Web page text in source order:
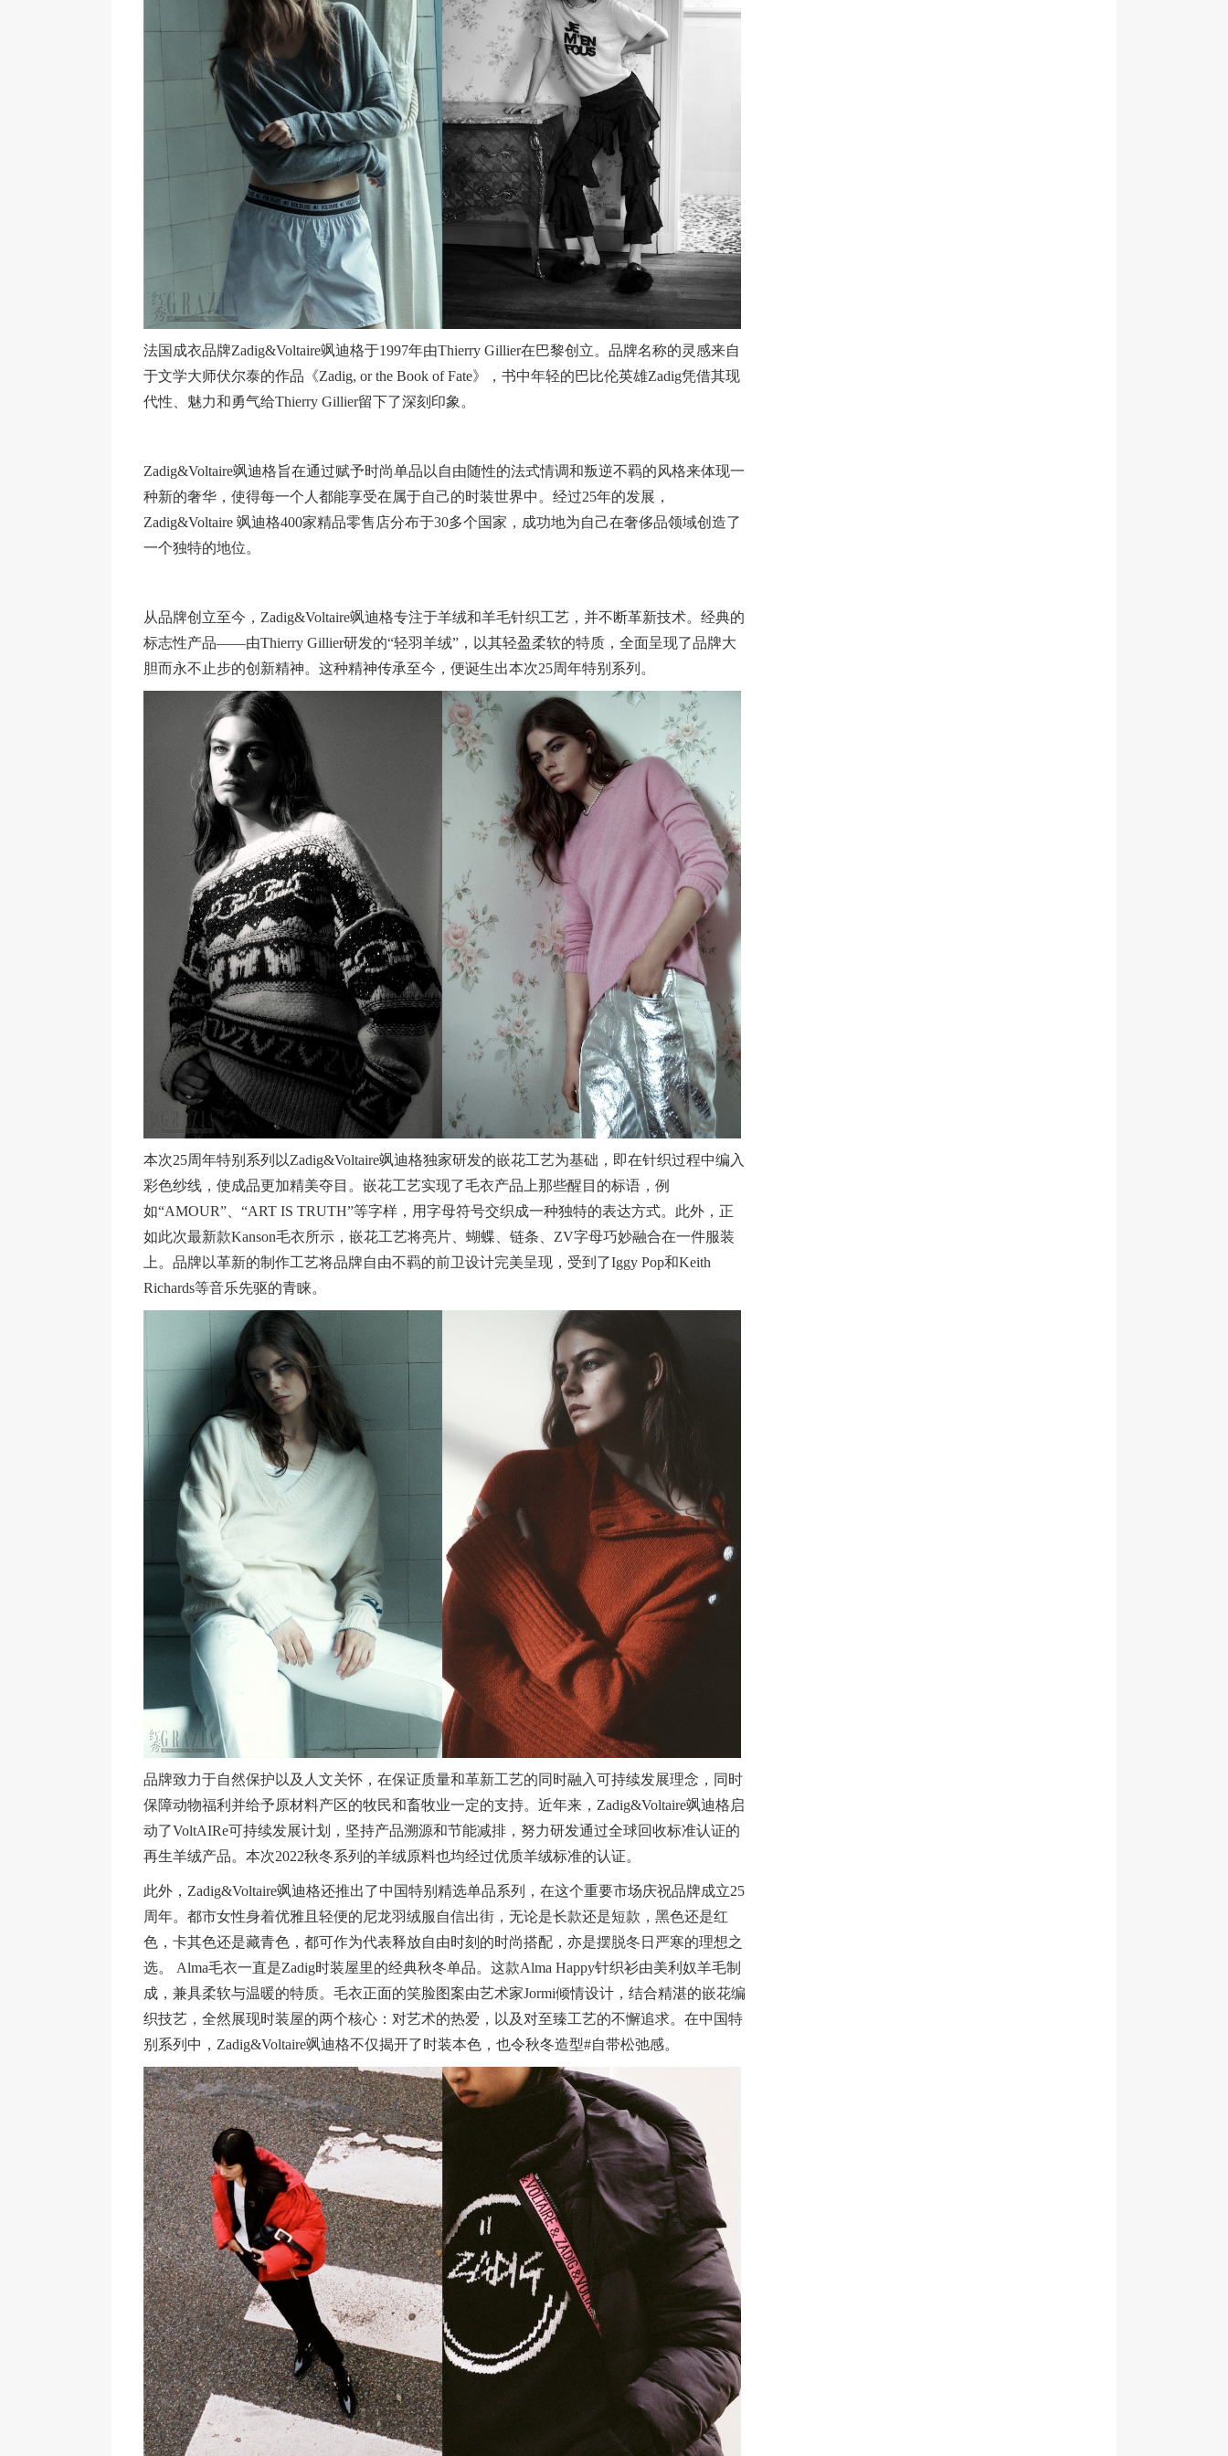
法国成衣品牌Zadig&Voltaire飒迪格于1997年由Thierry Gillier在巴黎创立。品牌名称的灵感来自
于文学大师伏尔泰的作品《Zadig, or the Book of Fate》，书中年轻的巴比伦英雄Zadig凭借其现
代性、魅力和勇气给Thierry Gillier留下了深刻印象。
Zadig&Voltaire飒迪格旨在通过赋予时尚单品以自由随性的法式情调和叛逆不羁的风格来体现一
种新的奢华，使得每一个人都能享受在属于自己的时装世界中。经过25年的发展，
Zadig&Voltaire 飒迪格400家精品零售店分布于30多个国家，成功地为自己在奢侈品领域创造了
一个独特的地位。
从品牌创立至今，Zadig&Voltaire飒迪格专注于羊绒和羊毛针织工艺，并不断革新技术。经典的
标志性产品——由Thierry Gillier研发的“轻羽羊绒”，以其轻盈柔软的特质，全面呈现了品牌大
胆而永不止步的创新精神。这种精神传承至今，便诞生出本次25周年特别系列。
本次25周年特别系列以Zadig&Voltaire飒迪格独家研发的嵌花工艺为基础，即在针织过程中编入
彩色纱线，使成品更加精美夺目。嵌花工艺实现了毛衣产品上那些醒目的标语，例
如“AMOUR”、“ART IS TRUTH”等字样，用字母符号交织成一种独特的表达方式。此外，正
如此次最新款Kanson毛衣所示，嵌花工艺将亮片、蝴蝶、链条、ZV字母巧妙融合在一件服装
上。品牌以革新的制作工艺将品牌自由不羁的前卫设计完美呈现，受到了Iggy Pop和Keith
Richards等音乐先驱的青睐。
品牌致力于自然保护以及人文关怀，在保证质量和革新工艺的同时融入可持续发展理念，同时
保障动物福利并给予原材料产区的牧民和畜牧业一定的支持。近年来，Zadig&Voltaire飒迪格启
动了VoltAIRe可持续发展计划，坚持产品溯源和节能减排，努力研发通过全球回收标准认证的
再生羊绒产品。本次2022秋冬系列的羊绒原料也均经过优质羊绒标准的认证。
此外，Zadig&Voltaire飒迪格还推出了中国特别精选单品系列，在这个重要市场庆祝品牌成立25
周年。都市女性身着优雅且轻便的尼龙羽绒服自信出街，无论是长款还是短款，黑色还是红
色，卡其色还是藏青色，都可作为代表释放自由时刻的时尚搭配，亦是摆脱冬日严寒的理想之
选。 Alma毛衣一直是Zadig时装屋里的经典秋冬单品。这款Alma Happy针织衫由美利奴羊毛制
成，兼具柔软与温暖的特质。毛衣正面的笑脸图案由艺术家Jormi倾情设计，结合精湛的嵌花编
织技艺，全然展现时装屋的两个核心：对艺术的热爱，以及对至臻工艺的不懈追求。在中国特
别系列中，Zadig&Voltaire飒迪格不仅揭开了时装本色，也令秋冬造型#自带松弛感。